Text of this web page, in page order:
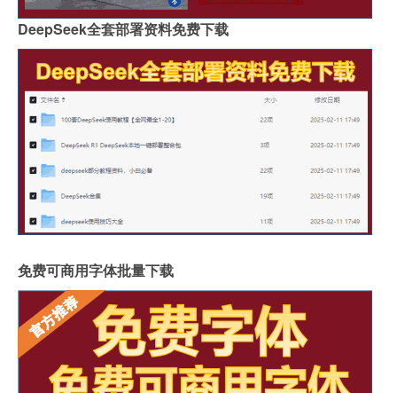
DeepSeek全套部署资料免费下载
免费可商用字体批量下载